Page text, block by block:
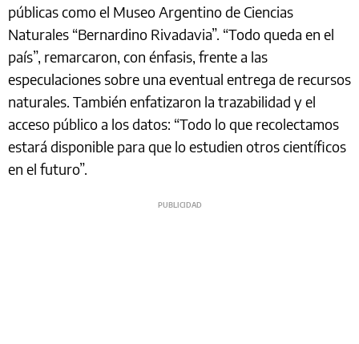
públicas como el Museo Argentino de Ciencias
Naturales “Bernardino Rivadavia”. “Todo queda en el
país”, remarcaron, con énfasis, frente a las
especulaciones sobre una eventual entrega de recursos
naturales. También enfatizaron la trazabilidad y el
acceso público a los datos: “Todo lo que recolectamos
estará disponible para que lo estudien otros científicos
en el futuro”.